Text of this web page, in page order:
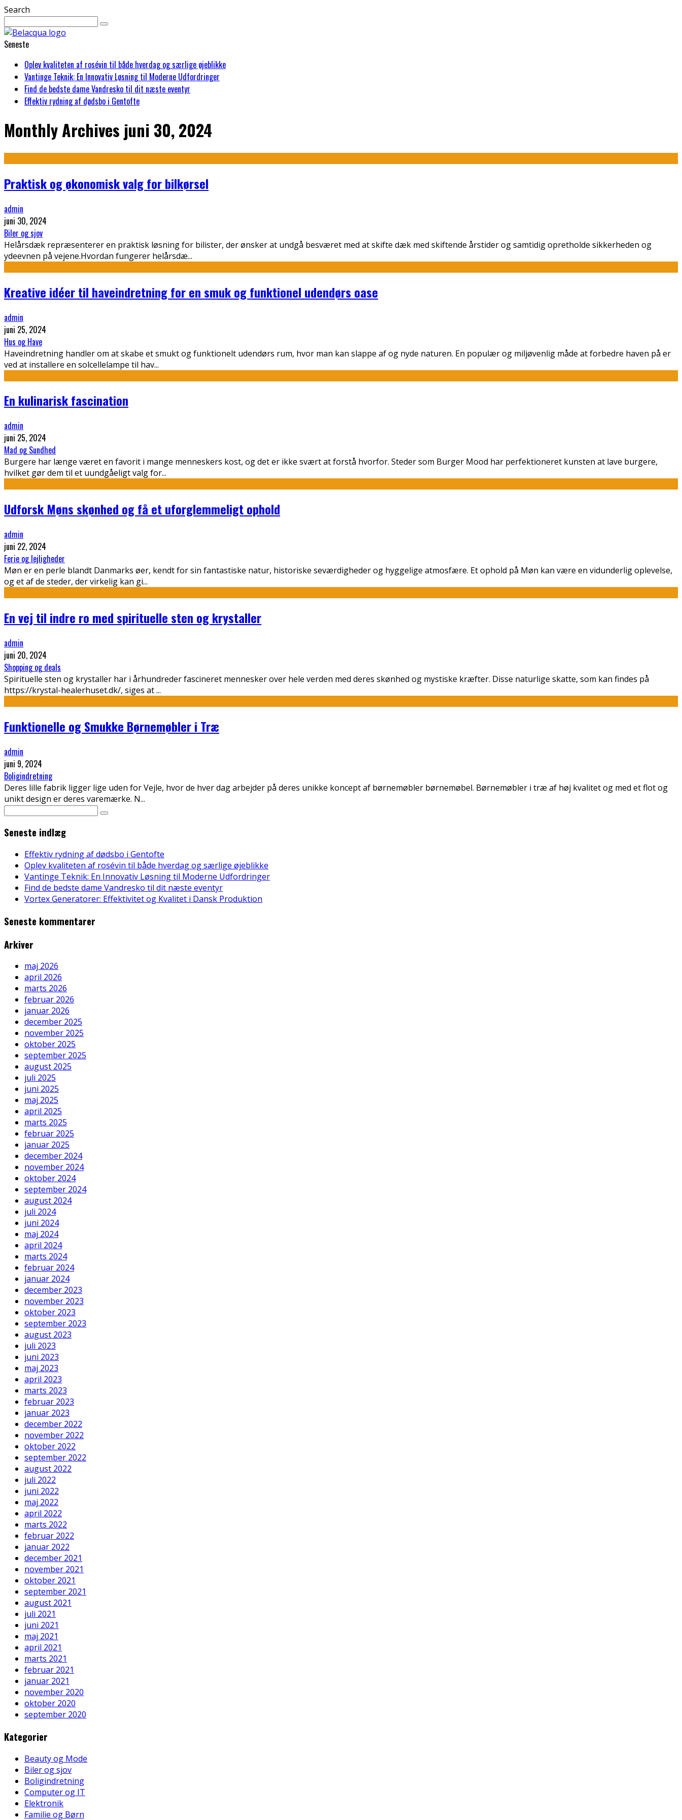
Search
Seneste
Oplev kvaliteten af rosévin til både hverdag og særlige øjeblikke
Vantinge Teknik: En Innovativ Løsning til Moderne Udfordringer
Find de bedste dame Vandresko til dit næste eventyr
Effektiv rydning af dødsbo i Gentofte
Monthly Archives juni 30, 2024
Praktisk og økonomisk valg for bilkørsel
admin
juni 30, 2024
Biler og sjov
Helårsdæk repræsenterer en praktisk løsning for bilister, der ønsker at undgå besværet med at skifte dæk med skiftende årstider og samtidig opretholde sikkerheden og
ydeevnen på vejene.Hvordan fungerer helårsdæ...
Kreative idéer til haveindretning for en smuk og funktionel udendørs oase
admin
juni 25, 2024
Hus og Have
Haveindretning handler om at skabe et smukt og funktionelt udendørs rum, hvor man kan slappe af og nyde naturen. En populær og miljøvenlig måde at forbedre haven på er
ved at installere en solcellelampe til hav...
En kulinarisk fascination
admin
juni 25, 2024
Mad og Sundhed
Burgere har længe været en favorit i mange menneskers kost, og det er ikke svært at forstå hvorfor. Steder som Burger Mood har perfektioneret kunsten at lave burgere,
hvilket gør dem til et uundgåeligt valg for...
Udforsk Møns skønhed og få et uforglemmeligt ophold
admin
juni 22, 2024
Ferie og lejligheder
Møn er en perle blandt Danmarks øer, kendt for sin fantastiske natur, historiske seværdigheder og hyggelige atmosfære. Et ophold på Møn kan være en vidunderlig oplevelse,
og et af de steder, der virkelig kan gi...
En vej til indre ro med spirituelle sten og krystaller
admin
juni 20, 2024
Shopping og deals
Spirituelle sten og krystaller har i århundreder fascineret mennesker over hele verden med deres skønhed og mystiske kræfter. Disse naturlige skatte, som kan findes på
https://krystal-healerhuset.dk/, siges at...
Funktionelle og Smukke Børnemøbler i Træ
admin
juni 9, 2024
Boligindretning
Deres lille fabrik ligger lige uden for Vejle, hvor de hver dag arbejder på deres unikke koncept af børnemøbler børnemøbel. Børnemøbler i træ af høj kvalitet og med et flot og
unikt design er deres varemærke. N...
Seneste indlæg
Effektiv rydning af dødsbo i Gentofte
Oplev kvaliteten af rosévin til både hverdag og særlige øjeblikke
Vantinge Teknik: En Innovativ Løsning til Moderne Udfordringer
Find de bedste dame Vandresko til dit næste eventyr
Vortex Generatorer: Effektivitet og Kvalitet i Dansk Produktion
Seneste kommentarer
Arkiver
maj 2026
april 2026
marts 2026
februar 2026
januar 2026
december 2025
november 2025
oktober 2025
september 2025
august 2025
juli 2025
juni 2025
maj 2025
april 2025
marts 2025
februar 2025
januar 2025
december 2024
november 2024
oktober 2024
september 2024
august 2024
juli 2024
juni 2024
maj 2024
april 2024
marts 2024
februar 2024
januar 2024
december 2023
november 2023
oktober 2023
september 2023
august 2023
juli 2023
juni 2023
maj 2023
april 2023
marts 2023
februar 2023
januar 2023
december 2022
november 2022
oktober 2022
september 2022
august 2022
juli 2022
juni 2022
maj 2022
april 2022
marts 2022
februar 2022
januar 2022
december 2021
november 2021
oktober 2021
september 2021
august 2021
juli 2021
juni 2021
maj 2021
april 2021
marts 2021
februar 2021
januar 2021
november 2020
oktober 2020
september 2020
Kategorier
Beauty og Mode
Biler og sjov
Boligindretning
Computer og IT
Elektronik
Familie og Børn